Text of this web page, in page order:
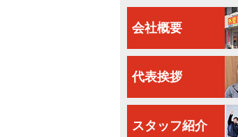
会社概要
代表挨拶
スタッフ紹介